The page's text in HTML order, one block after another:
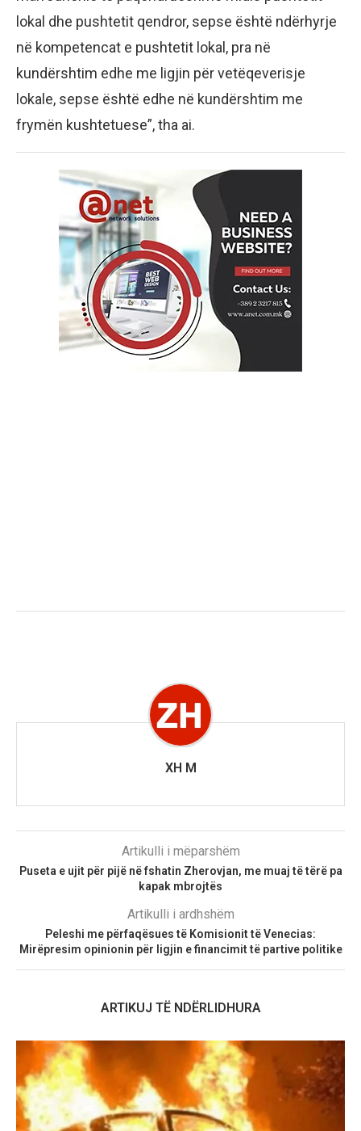
lokal dhe pushtetit qendror, sepse është ndërhyrje
në kompetencat e pushtetit lokal, pra në
kundërshtim edhe me ligjin për vetëqeverisje
lokale, sepse është edhe në kundërshtim me
frymën kushtetuese”, tha ai.
XH M
Artikulli i mëparshëm
Puseta e ujit për pijë në fshatin Zherovjan, me muaj të tërë pa
kapak mbrojtës
Artikulli i ardhshëm
Peleshi me përfaqësues të Komisionit të Venecias:
Mirëpresim opinionin për ligjin e financimit të partive politike
ARTIKUJ TË NDËRLIDHURA